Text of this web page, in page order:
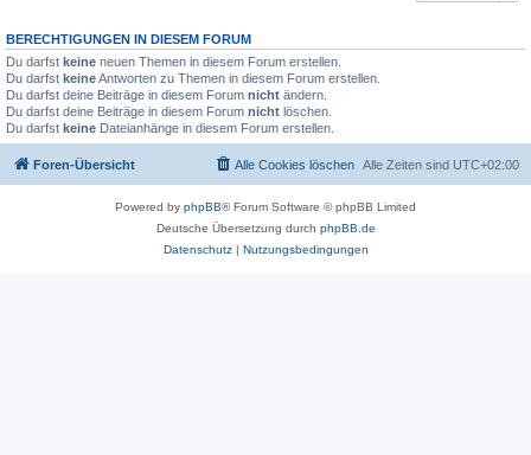
BERECHTIGUNGEN IN DIESEM FORUM
Du darfst keine neuen Themen in diesem Forum erstellen.
Du darfst keineAntworten zu Themen in diesem Forum erstellen.
Du darfst deine Beiträge in diesem Forum nicht ändern.
Du darfst deine Beiträge in diesem Forum nicht löschen.
Du darfst keine Dateianhänge in diesem Forum erstellen.
Foren-Übersicht Alle Zeiten sind UTC+02:00
Alle Cookies löschen
Powered by phpBB® Forum Software © phpBB Limited
Deutsche Übersetzung durch phpBB.de
Datenschutz| Nutzungsbedingungen